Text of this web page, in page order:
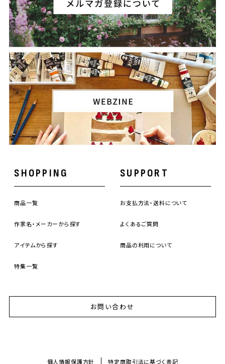
SHOPPING
商品一覧
作家名・メーカーから探す
アイテムから探す
特集一覧
SUPPORT
お支払方法・送料について
よくあるご質問
商品の利用について
お問い合わせ
個人情報保護方針 特定商取引法に基づく表記